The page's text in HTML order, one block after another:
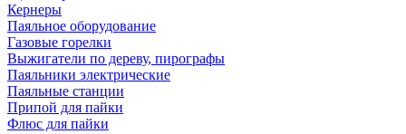
Кернеры
Паяльное оборудование
Газовые горелки
Выжигатели по дереву, пирографы
Паяльники электрические
Паяльные станции
Припой для пайки
Флюс для пайки